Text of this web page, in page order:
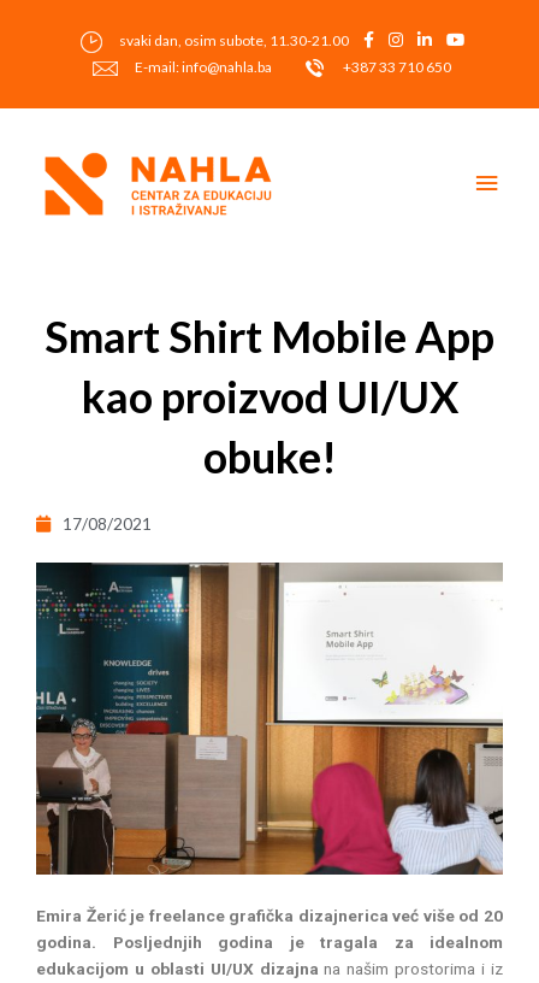
svaki dan, osim subote, 11.30-21.00
E-mail: info@nahla.ba
+387 33 710 650
Smart Shirt Mobile App
kao proizvod UI/UX
obuke!
17/08/2021
Emira Žerić je freelance grafička dizajnerica već više od 20
godina.
Posljednjih godina je tragala za idealnom
edukacijom u oblasti UI/UX dizajna na našim prostorima i iz